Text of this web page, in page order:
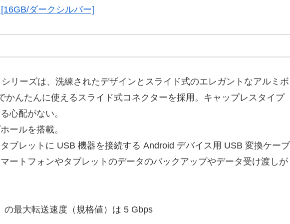
ダークシルバー]
リーズは、洗練されたデザインとスライド式のエレガントなアルミボ
かんたんに使えるスライド式コネクターを採用。キャップレスタイプ
心配がない。
ールを搭載。
ブレットに USB 機器を接続する Android デバイス用 USB 変換ケーブ
ートフォンやタブレットのデータのバックアップやデータ受け渡しが
の最大転送速度（規格値）は 5 Gbps